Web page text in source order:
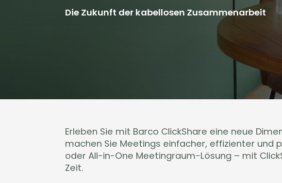
Die Zukunft der kabellosen Zusammenarbeit
Erleben Sie mit Barco ClickShare eine neue
machen Sie Meetings einfacher, effizienter und
oder All-in-One Meetingraum-Lösung – mit
Zeit.